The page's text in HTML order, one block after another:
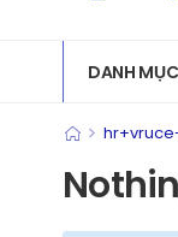
DANH
>